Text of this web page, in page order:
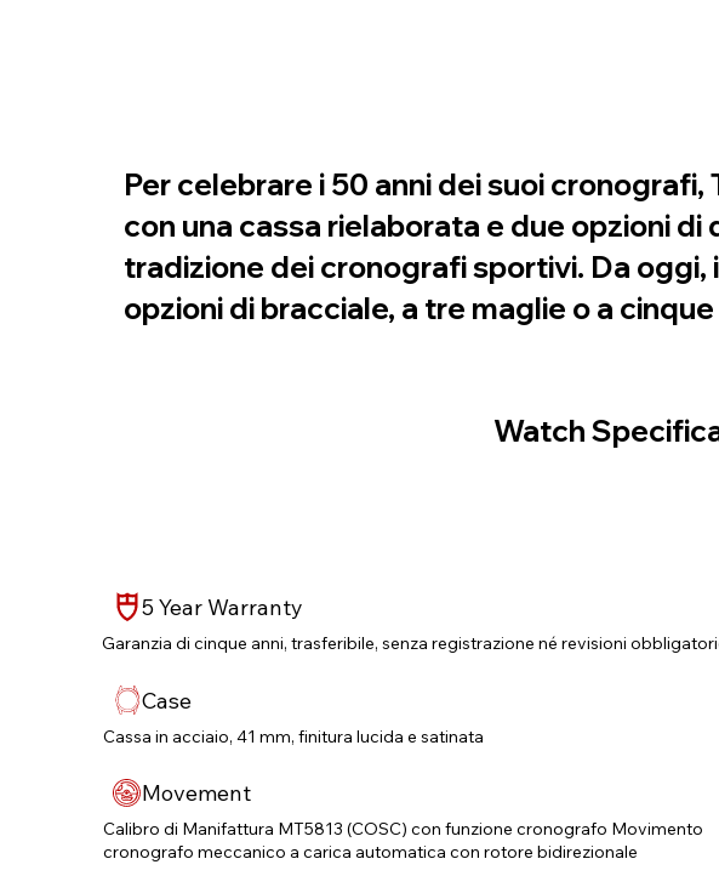
Per celebrare i 50 anni dei suoi
con una cassa rielaborata e due opzioni
tradizione dei cronografi sportivi. Da
opzioni di bracciale, a tre maglie o a
Watch
5 Year Warranty
Garanzia di cinque anni, trasferibile, senza registrazione né revisioni
Case
Cassa in acciaio, 41 mm, finitura lucida e satinata
Movement
Calibro di Manifattura MT5813 (COSC) con funzione cronografo Movimento
cronografo meccanico a carica automatica con rotore bidirezionale